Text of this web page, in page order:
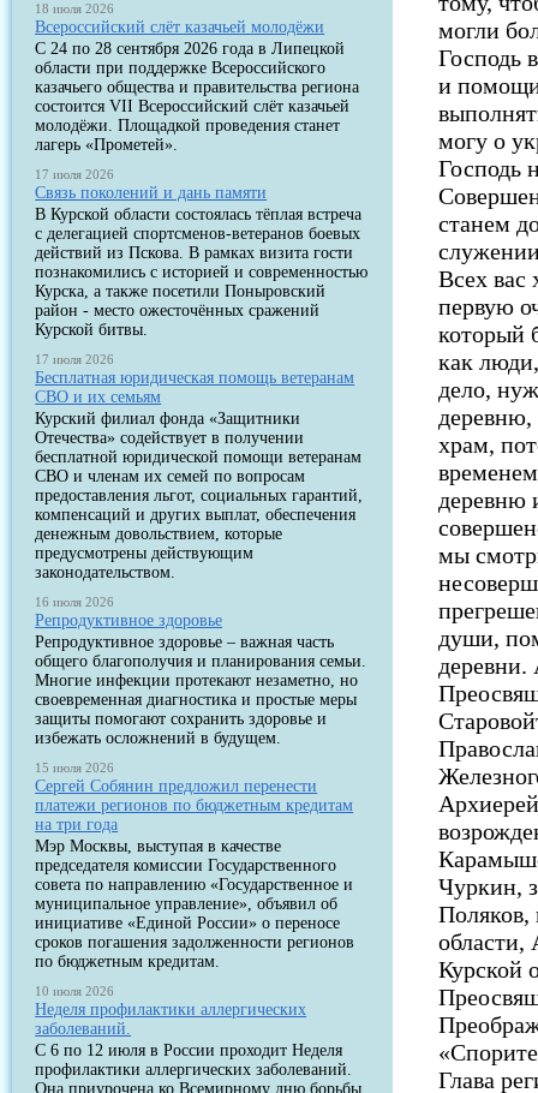
18 июля 2026
Всероссийский слёт казачьей молодёжи
С 24 по 28 сентября 2026 года в Липецкой
области при поддержке Всероссийского
казачьего общества и правительства региона
состоится VII Всероссийский слёт казачьей
молодёжи. Площадкой проведения станет
лагерь «Прометей».
17 июля 2026
Связь поколений и дань памяти
В Курской области состоялась тёплая встреча
с делегацией спортсменов-ветеранов боевых
действий из Пскова. В рамках визита гости
познакомились с историей и современностью
Курска, а также посетили Поныровский
район - место ожесточённых сражений
Курской битвы.
17 июля 2026
Бесплатная юридическая помощь ветеранам
СВО и их семьям
Курский филиал фонда «Защитники
Отечества» содействует в получении
бесплатной юридической помощи ветеранам
СВО и членам их семей по вопросам
предоставления льгот, социальных гарантий,
компенсаций и других выплат, обеспечения
денежным довольствием, которые
предусмотрены действующим
законодательством.
16 июля 2026
Репродуктивное здоровье
Репродуктивное здоровье – важная часть
общего благополучия и планирования семьи.
Многие инфекции протекают незаметно, но
своевременная диагностика и простые меры
защиты помогают сохранить здоровье и
избежать осложнений в будущем.
15 июля 2026
Сергей Собянин предложил перенести
платежи регионов по бюджетным кредитам
на три года
Мэр Москвы, выступая в качестве
председателя комиссии Государственного
совета по направлению «Государственное и
муниципальное управление», объявил об
инициативе «Единой России» о переносе
сроков погашения задолженности регионов
по бюджетным кредитам.
10 июля 2026
Неделя профилактики аллергических
заболеваний.
С 6 по 12 июля в России проходит Неделя
профилактики аллергических заболеваний.
Она приурочена ко Всемирному дню борьбы
могли
Господь
и
могу о
Господь
станем
Всех вас
первую
который
как
дело,
деревню,
храм,
деревню
мы
души,
Чуркин,
Поляков,
области,
Курской
Глава